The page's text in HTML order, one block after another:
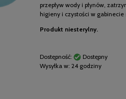
przepływ wody i płynów,
higieny i czystości w
Produkt niesterylny.
Dostępność:
Dostępny
Wysyłka w: 24 godziny